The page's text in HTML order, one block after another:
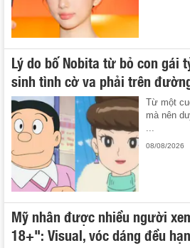
Lý do bố Nobita từ bỏ con gái
sinh tình cờ va phải trên
Từ một
mà nên
08/08/2026
Mỹ nhân được nhiều người
18+": Visual, vóc dáng đều